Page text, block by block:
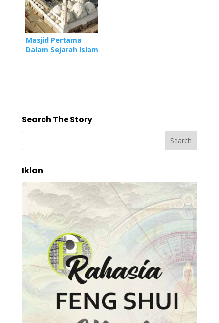
Masjid Pertama
Dalam Sejarah Islam
Search The Story
Iklan